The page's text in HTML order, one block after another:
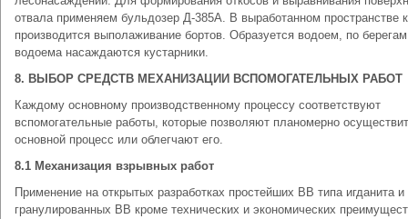
отвала применяем бульдозер Д-385А. В выработанном пространстве
производится выполаживание бортов. Образуется водоем, по берегам
водоема насаждаются кустарники.
8. ВЫБОР СРЕДСТВ МЕХАНИЗАЦИИ ВСПОМОГАТЕЛЬНЫХ РАБОТ
Каждому основному производственному процессу соответствуют
вспомогательные работы, которые позволяют планомерно
основной процесс или облегчают его.
8.1 Механизация взрывных работ
Применение на открытых разработках простейших ВВ типа игданита и
гранулированных ВВ кроме технических и экономических